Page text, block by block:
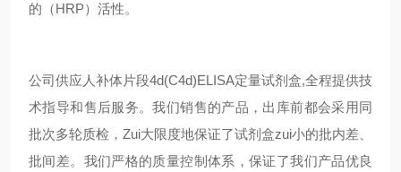
的（HRP）活性。
公司供应 人补体片段4d(C4d)ELISA定量试剂盒,全程提供技
术指导和售后服务。我们销售的产品，出库前都会采用同
批次多轮质检， Zui大限度地保证了试剂盒zui小的批内差、
批间差。我们严格的质量控制体系，保证了我们产品优良